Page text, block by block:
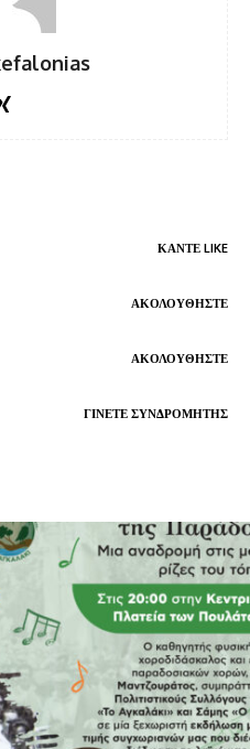
ΚΆΝΤΕ LIKE
ΑΚΟΛΟΥΘΉΣΤΕ
ΑΚΟΛΟΥΘΉΣΤΕ
ΓΊΝΕΤΕ ΣΥΝΔΡΟΜΗΤΉΣ